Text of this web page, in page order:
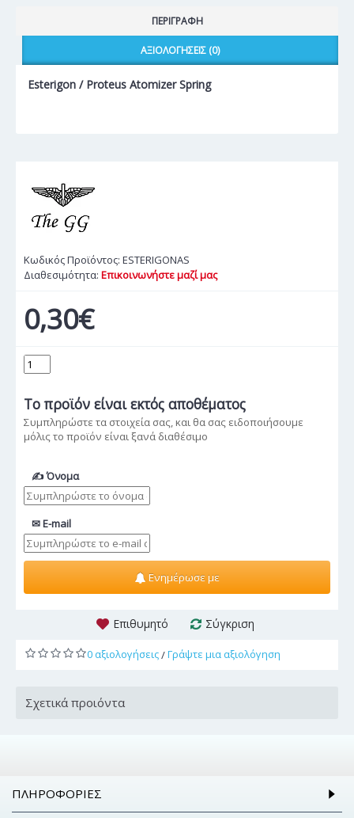
ΠΕΡΙΓΡΑΦΉ
ΑΞΙΟΛΟΓΉΣΕΙΣ (0)
Esterigon / Proteus Atomizer Spring
Κωδικός Προϊόντος: ESTERIGONAS
Διαθεσιμότητα: Επικοινωνήστε μαζί μας
0,30€
Το προϊόν είναι εκτός αποθέματος
Συμπληρώστε τα στοιχεία σας, και θα σας ειδοποιήσουμε
μόλις το προϊόν είναι ξανά διαθέσιμο
✍ Όνομα
✉ E-mail
Ενημέρωσε με
Επιθυμητό Σύγκριση
0 αξιολογήσεις/Γράψτε μια αξιολόγηση
Σχετικά προιόντα
ΠΛΗΡΟΦΟΡΊΕΣ